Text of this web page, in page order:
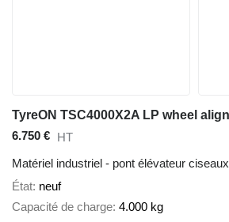
6.750 € HT
Matériel industriel - pont élévateur ciseaux
État neuf
Capacité de charge 4.000 kg